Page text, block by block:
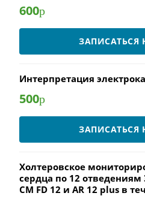
600р
ЗАПИСАТЬСЯ
Интерпретация
500р
ЗАПИСАТЬСЯ
Холтеровское
сердца по 12 отведениям
CM FD 12 и AR 12 plus в